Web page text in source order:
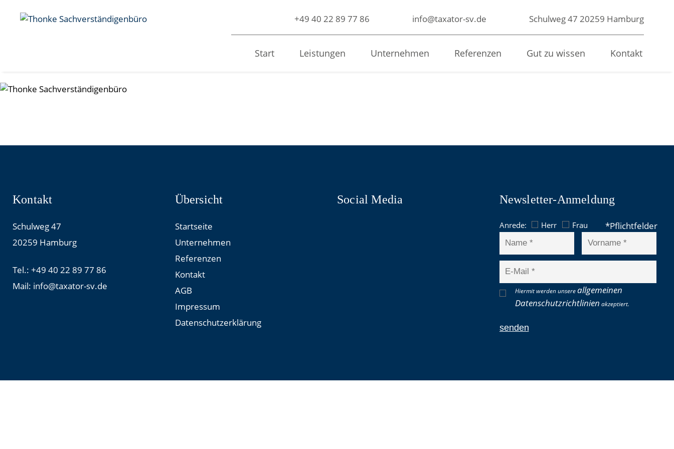
+49 40 22 89 77 86 info@taxator-sv.de Schulweg 47 20259 Hamburg
Start Leistungen Unternehmen Referenzen Gut zu wissen Kontakt
Kontakt
Schulweg 47
20259 Hamburg
Tel.: +49 40 22 89 77 86
Mail: info@taxator-sv.de
Übersicht
Startseite
Unternehmen
Referenzen
Kontakt
AGB
Impressum
Datenschutzerklärung
Social Media Newsletter-Anmeldung
Anrede: Herr Frau
Hiermit werden unsereallgemeinen
Datenschutzrichtlinien akzeptiert.